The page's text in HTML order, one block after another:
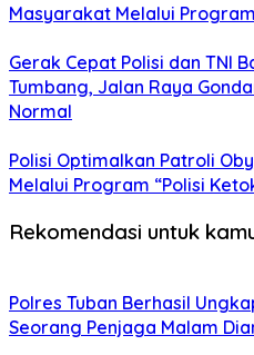
Masyarakat Melalui
Gerak Cepat Polisi dan TNI
Tumbang, Jalan Raya
Normal
Polisi Optimalkan Patroli
Melalui Program “Polisi
Rekomendasi untuk
Polres Tuban Berhasil
Seorang Penjaga Malam